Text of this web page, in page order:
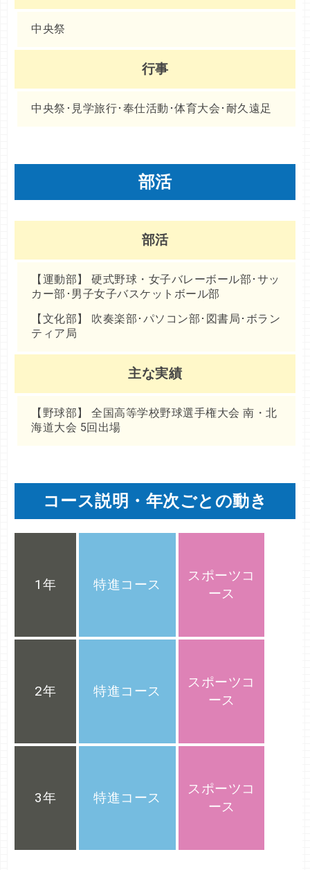
中央祭
行事
中央祭･見学旅行･奉仕活動･体育大会･耐久遠足
部活
部活
【運動部】 硬式野球・女子バレーボール部･サッ
カー部･男子女子バスケットボール部
【文化部】 吹奏楽部･パソコン部･図書局･ボラン
ティア局
主な実績
【野球部】 全国高等学校野球選手権大会 南・北
海道大会 5回出場
コース説明・年次ごとの動き
1年 特進コース
スポーツコ
ース
2年 特進コース
スポーツコ
ース
3年 特進コース
スポーツコ
ース